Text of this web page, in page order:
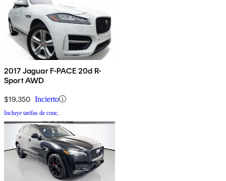
2017 Jaguar F-PACE 20d R-
Sport AWD
$19,350 Incierto
Incluye tarifas de conc.